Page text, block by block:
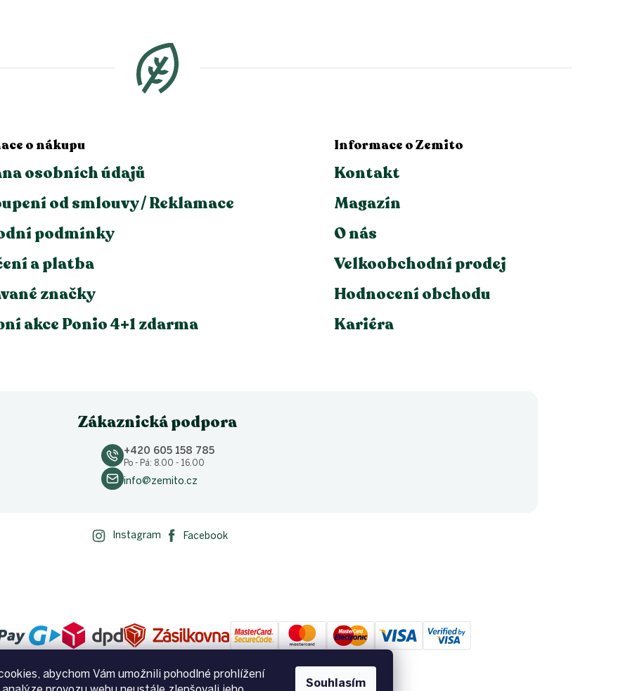
abychom Vám umožnili pohodlné prohlížení
Souhlasím
o nákupu
osobních údajů
od smlouvy / Reklamace
podmínky
a platba
značky
akce Ponio 4+1 zdarma
Informace o Zemito
Kontakt
Magazín
O nás
Velkoobchodní prodej
Hodnocení obchodu
Kariéra
Zákaznická podpora
+420 605 158 785
Po - Pá: 8.00 - 16.00
info@zemito.cz
Instagram Facebook